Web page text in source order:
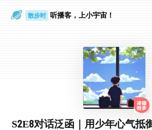
散步时 听播客，上小宇宙！
S2E8对话泛函｜用少年心气抵